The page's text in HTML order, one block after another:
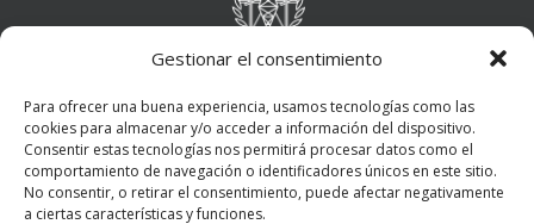
Gestionar el consentimiento
Para ofrecer una buena experiencia, usamos tecnologías como las
cookies para almacenar y/o acceder a información del dispositivo.
Consentir estas tecnologías nos permitirá procesar datos como el
comportamiento de navegación o identificadores únicos en este sitio.
No consentir, o retirar el consentimiento, puede afectar negativamente
a ciertas características y funciones.